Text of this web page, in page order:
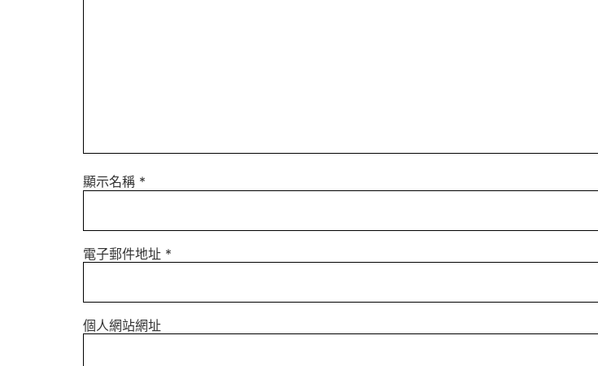
顯示名稱 *
電子郵件地址 *
個人網站網址